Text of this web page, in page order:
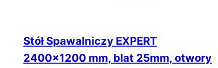
Stół Spawalniczy EXPERT
2400×1200 mm, blat 25mm, otwory